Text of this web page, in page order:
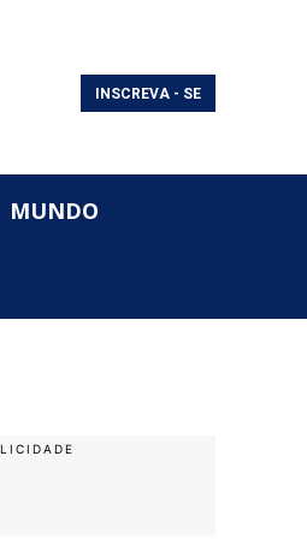
INSCREVA - SE
MUNDO